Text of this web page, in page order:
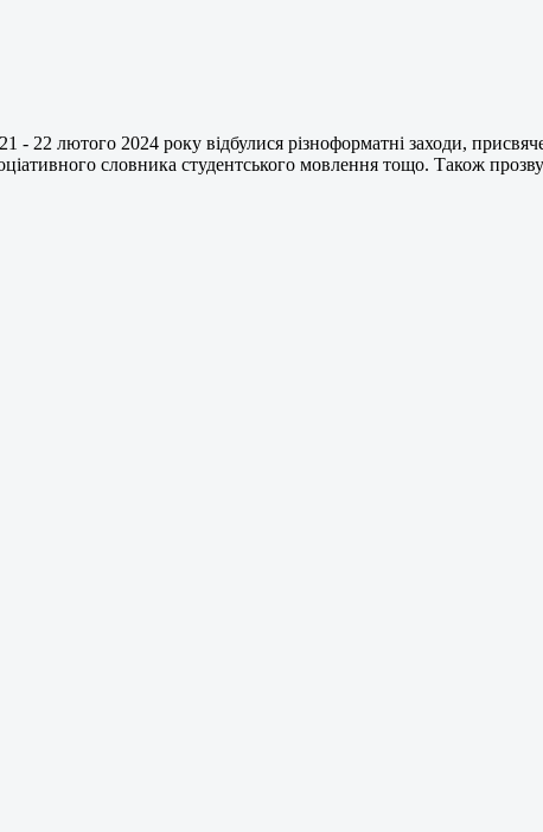
- 22 лютого 2024 року відбулися різноформатні заходи,
словника студентського мовлення тощо. Також